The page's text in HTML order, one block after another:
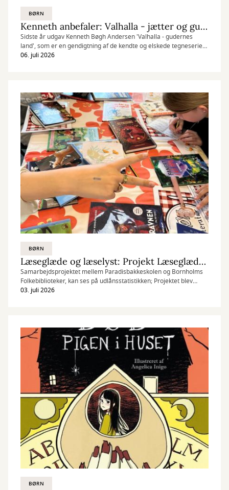
BØRN
Kenneth anbefaler: Valhalla - jætter og guder
Sidste år udgav Kenneth Bøgh Andersen 'Valhalla - gudernes
land', som er en gendigtning af de kendte og elskede tegneserier
af Peter Madsen. Vores børnebibliotekar Kenneth er helt vild med
06. juli 2026
BØRN
Læseglæde og læselyst: Projekt Læseglæde på Paradisbakken
Samarbejdsprojektet mellem Paradisbakkeskolen og Bornholms
Folkebiblioteker, kan ses på udlånsstatistikken; Projektet blev
støttet med 100.000 kr. af Slots- og Kulturstyrelsens pulje ’Et
03. juli 2026
BØRN